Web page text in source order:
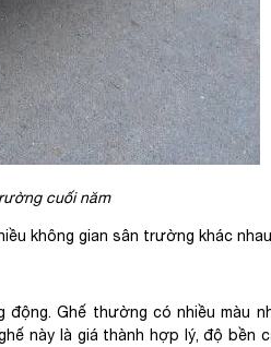
cuối năm
không gian sân trường khác
Ghế thường có nhiều màu
này là giá thành hợp lý, độ bền